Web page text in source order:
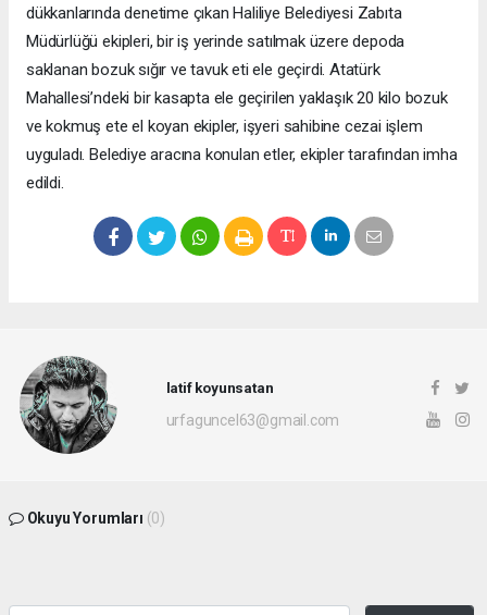
dükkanlarında denetime çıkan Haliliye Belediyesi Zabıta
Müdürlüğü ekipleri, bir iş yerinde satılmak üzere depoda
saklanan bozuk sığır ve tavuk eti ele geçirdi. Atatürk
Mahallesi’ndeki bir kasapta ele geçirilen yaklaşık 20 kilo bozuk
ve kokmuş ete el koyan ekipler, işyeri sahibine cezai işlem
uyguladı. Belediye aracına konulan etler, ekipler tarafından imha
edildi.
latif koyunsatan
urfaguncel63@gmail.com
Okuyu Yorumları (0)